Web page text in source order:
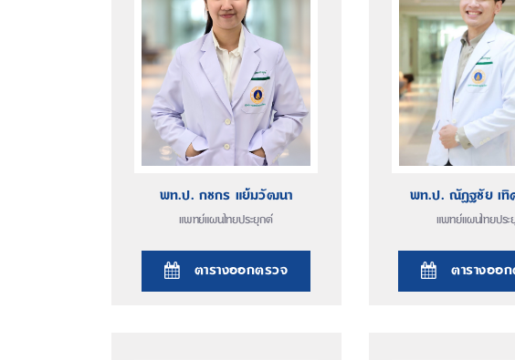
แพทย์แผนไทยประยุกต์
พท.ป. กชกร แย้มวัฒนา
ตารางออกตรวจ
แพทย์แผนไทยปร
พท.ป. ณัฏฐชัย เทิ
ตารางออ